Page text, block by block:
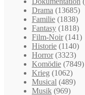
Drama (13685)
Familie (1838)
Fantasy (1818)
Film-Noir (141)
Historie (1140)
Horror (3323)
Komödie (7849)
Krieg (1062)
Musical (489)
Musik (969)